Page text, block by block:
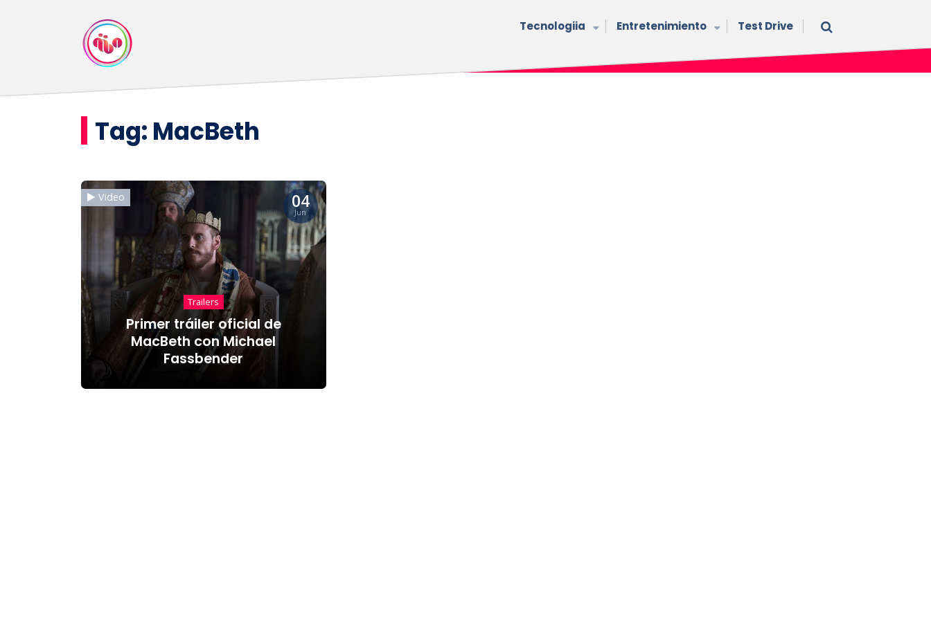
Tecnologiia Entretenimiento Test Drive
Tag: MacBeth
04
Jun
Video
Trailers
Primer tráiler oficial de
MacBeth con Michael
Fassbender